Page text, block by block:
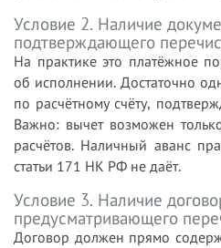
Условие 2. Наличие
подтверждающего
На практике это платёжное
об исполнении. Достаточно
по расчётному счёту,
Важно: вычет возможен
расчётов. Наличный аванс
статьи 171 НК РФ не даёт.
Условие 3. Наличие
предусматривающего
Договор должен прямо